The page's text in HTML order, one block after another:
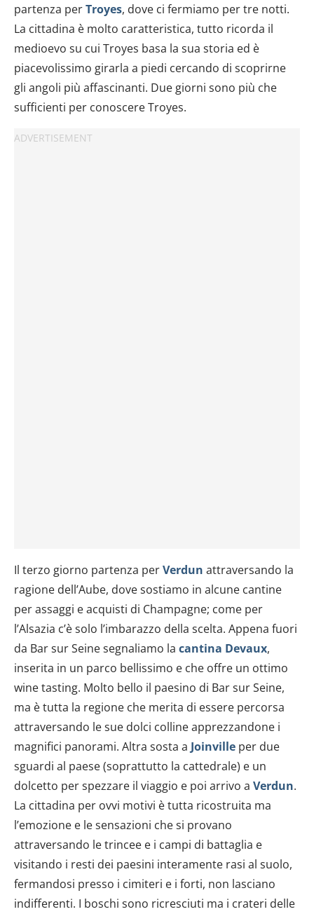
partenza perTroyes, dove ci fermiamo per tre notti.
La cittadina è molto caratteristica, tutto ricorda il
medioevo su cui Troyes basa la sua storia ed è
piacevolissimo girarla a piedi cercando di scoprirne
gli angoli più affascinanti. Due giorni sono più che
sufficienti per conoscere Troyes.
Il terzo giorno partenza perVerdun attraversando la
ragione dell’Aube, dove sostiamo in alcune cantine
per assaggi e acquisti di Champagne; come per
l’Alsazia c’è solo l’imbarazzo della scelta. Appena fuori
da Bar sur Seine segnaliamo la cantina Devaux,
inserita in un parco bellissimo e che offre un ottimo
wine tasting. Molto bello il paesino di Bar sur Seine,
ma è tutta la regione che merita di essere percorsa
attraversando le sue dolci colline apprezzandone i
magnifici panorami. Altra sosta a Joinville per due
sguardi al paese (soprattutto la cattedrale) e un
dolcetto per spezzare il viaggio e poi arrivo a Verdun.
La cittadina per ovvi motivi è tutta ricostruita ma
l’emozione e le sensazioni che si provano
attraversando le trincee e i campi di battaglia e
visitando i resti dei paesini interamente rasi al suolo,
fermandosi presso i cimiteri e i forti, non lasciano
indifferenti. I boschi sono ricresciuti ma i crateri delle